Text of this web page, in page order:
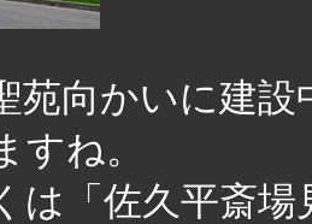
苑向かいに建
すね。
は「佐久平斎